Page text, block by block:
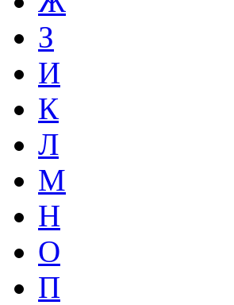
З
И
К
Л
М
Н
О
П